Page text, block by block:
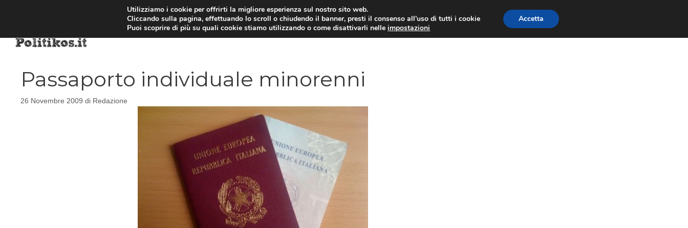
AMMINISTRAZIONE PUBBLICA ECONOMIA EUROPEA ECONOMIA ITALIANA
Passaporto individuale minorenni
26 Novembre 2009 di Redazione
Utilizziamo i cookie per offrirti la migliore esperienza sul nostro sito web.
Cliccando sulla pagina, effettuando lo scroll o chiudendo il banner, presti il consenso all’uso di tutti i cookie
Puoi scoprire di più su quali cookie stiamo utilizzando o come disattivarli nelleimpostazioni
Accetta